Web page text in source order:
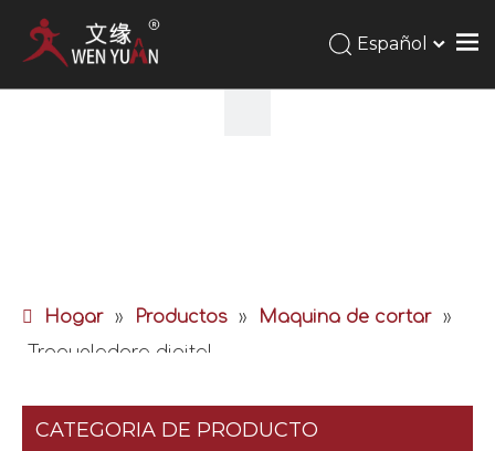
Español
Hogar » Productos » Maquina de cortar »
Troqueladora digital
CATEGORIA DE PRODUCTO